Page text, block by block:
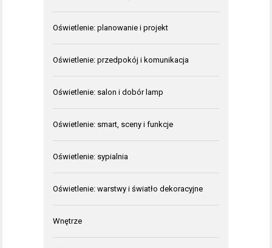
Oświetlenie: planowanie i projekt
Oświetlenie: przedpokój i komunikacja
Oświetlenie: salon i dobór lamp
Oświetlenie: smart, sceny i funkcje
Oświetlenie: sypialnia
Oświetlenie: warstwy i światło dekoracyjne
Wnętrze